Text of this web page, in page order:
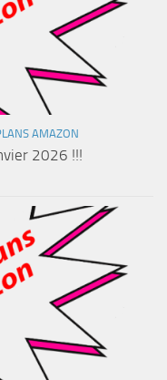
AMAZON
2026 !!!